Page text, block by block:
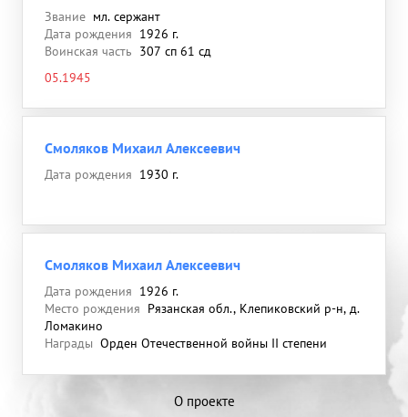
Звание мл. сержант
Дата рождения 1926 г.
Воинская часть 307 сп 61 сд
05.1945
Смоляков Михаил Алексеевич
Дата рождения 1930 г.
Смоляков Михаил Алексеевич
Дата рождения 1926 г.
Место рождения Рязанская обл., Клепиковский р-н, д.
Ломакино
Награды Орден Отечественной войны II степени
О проекте